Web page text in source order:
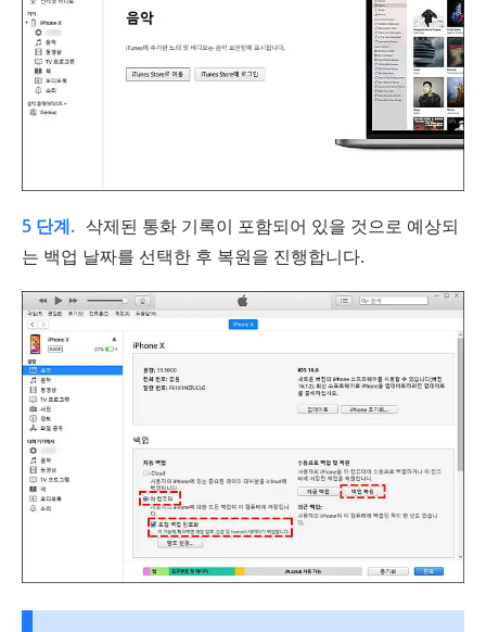
5 단계. 삭제된 통화 기록이 포함되어 있을 것으로 예상되
는 백업 날짜를 선택한 후 복원을 진행합니다.